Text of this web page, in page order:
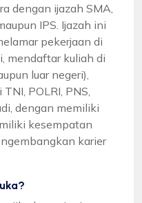
dengan ijazah SMA,
IPS. Ijazah ini
pekerjaan di
mendaftar kuliah di
luar negeri),
POLRI, PNS,
dengan memiliki
kesempatan
karier